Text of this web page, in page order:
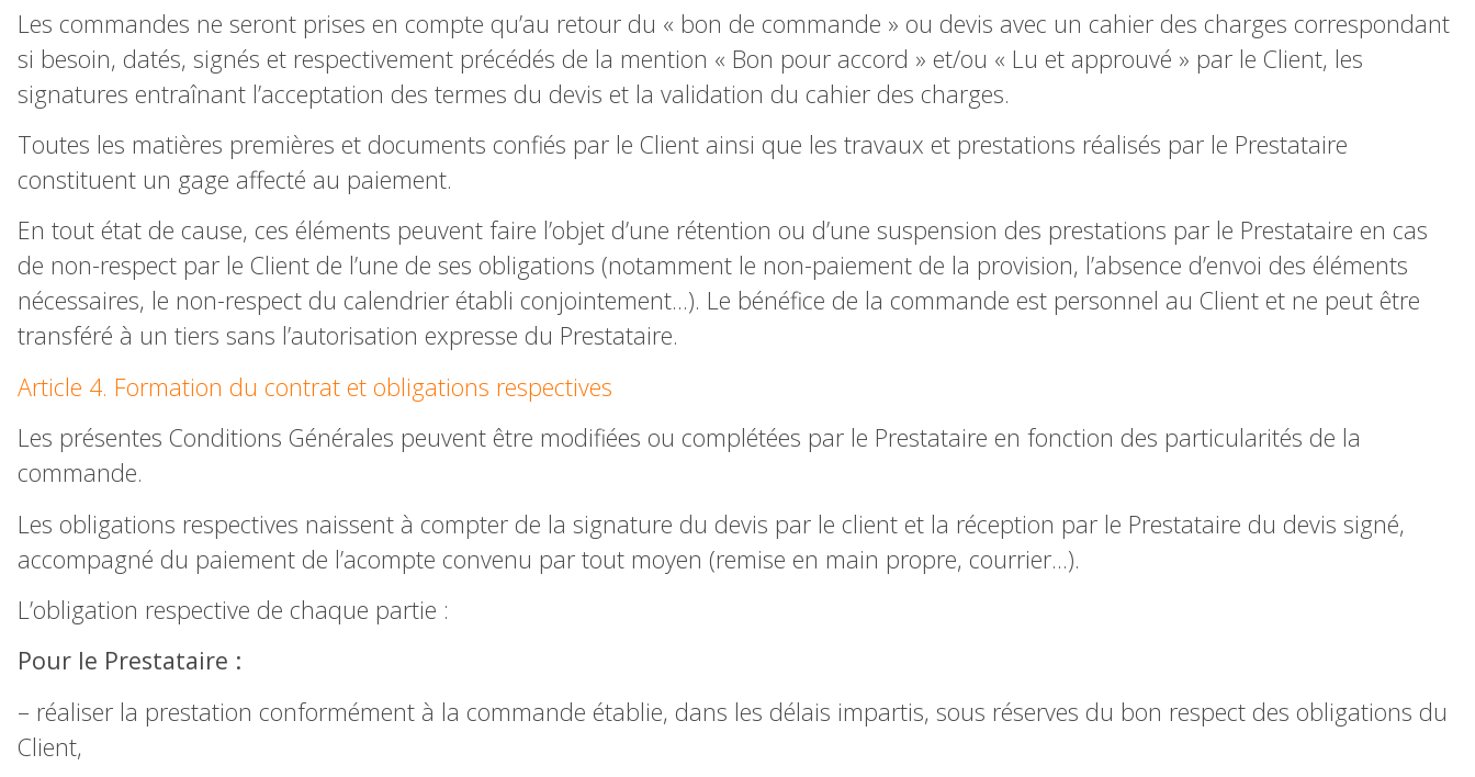
Les commandes ne seront prises en compte qu’au retour du « bon de commande » ou devis avec un cahier des charges correspondant
si besoin, datés, signés et respectivement précédés de la mention « Bon pour accord » et/ou « Lu et approuvé » par le Client, les
signatures entraînant l’acceptation des termes du devis et la validation du cahier des charges.
Toutes les matières premières et documents confiés par le Client ainsi que les travaux et prestations réalisés par le Prestataire
constituent un gage affecté au paiement.
En tout état de cause, ces éléments peuvent faire l’objet d’une rétention ou d’une suspension des prestations par le Prestataire en cas
de non-respect par le Client de l’une de ses obligations (notamment le non-paiement de la provision, l’absence d’envoi des éléments
nécessaires, le non-respect du calendrier établi conjointement…). Le bénéfice de la commande est personnel au Client et ne peut être
transféré à un tiers sans l’autorisation expresse du Prestataire.
Article 4. Formation du contrat et obligations respectives
Les présentes Conditions Générales peuvent être modifiées ou complétées par le Prestataire en fonction des particularités de la
commande.
Les obligations respectives naissent à compter de la signature du devis par le client et la réception par le Prestataire du devis signé,
accompagné du paiement de l’acompte convenu par tout moyen (remise en main propre, courrier…).
L’obligation respective de chaque partie :
Pour le Prestataire :
– réaliser la prestation conformément à la commande établie, dans les délais impartis, sous réserves du bon respect des obligations du
Client,